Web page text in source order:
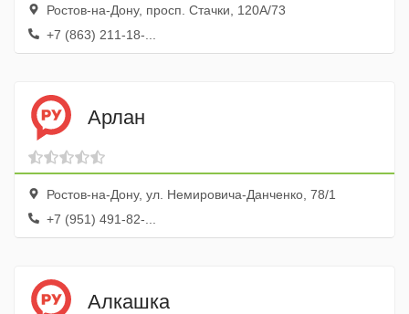
Ростов-на-Дону, просп. Стачки, 120А/73
+7 (863) 211-18-...
Арлан
Ростов-на-Дону, ул. Немировича-Данченко, 78/1
+7 (951) 491-82-...
Алкашка